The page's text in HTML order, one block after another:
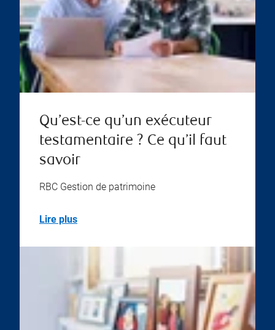
Qu’est-ce qu’un exécuteur
testamentaire ? Ce qu’il faut
savoir
RBC Gestion de patrimoine
Lire plus